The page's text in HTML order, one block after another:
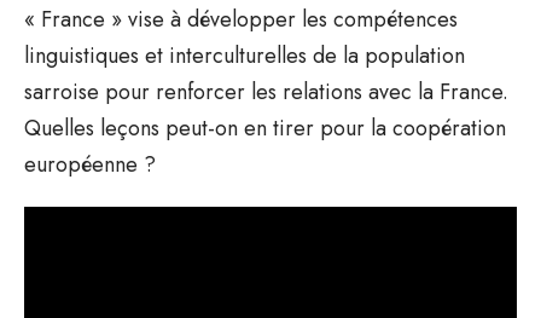
« France » vise à développer les compétences
linguistiques et interculturelles de la population
sarroise pour renforcer les relations avec la France.
Quelles leçons peut-on en tirer pour la coopération
européenne ?